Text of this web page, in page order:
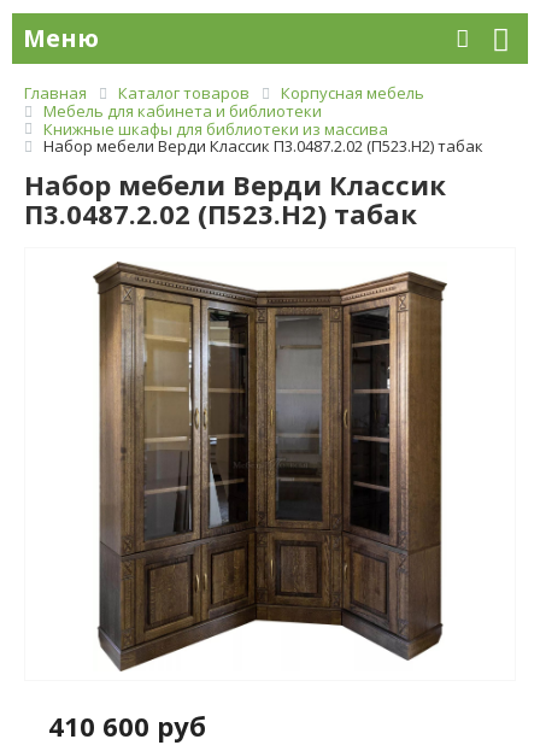
Меню
Главная Каталог товаров
Корпусная мебель
Мебель для кабинета и библиотеки
Книжные шкафы для библиотеки из массива
Набор мебели Верди Классик П3.0487.2.02 (П523.Н2) табак
Набор мебели Верди Классик
П3.0487.2.02 (П523.Н2) табак
410 600 руб